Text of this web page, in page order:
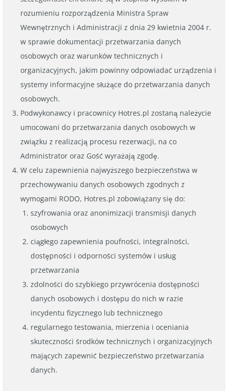
rozumieniu rozporządzenia Ministra Spraw
Wewnętrznych i Administracji z dnia 29 kwietnia 2004 r.
w sprawie dokumentacji przetwarzania danych
osobowych oraz warunków technicznych i
organizacyjnych, jakim powinny odpowiadać urządzenia i
systemy informacyjne służące do przetwarzania danych
osobowych.
Podwykonawcy i pracownicy Hotres.pl zostaną należycie
umocowani do przetwarzania danych osobowych w
związku z realizacją procesu rezerwacji, na co
Administrator oraz Gość wyrażają zgodę.
W celu zapewnienia najwyższego bezpieczeństwa w
przechowywaniu danych osobowych zgodnych z
wymogami RODO, Hotres.pl zobowiązany się do:
szyfrowania oraz anonimizacji transmisji danych
osobowych
ciągłego zapewnienia poufności, integralności,
dostępności i odporności systemów i usług
przetwarzania
zdolności do szybkiego przywrócenia dostępności
danych osobowych i dostępu do nich w razie
incydentu fizycznego lub technicznego
regularnego testowania, mierzenia i oceniania
skuteczności środków technicznych i organizacyjnych
mających zapewnić bezpieczeństwo przetwarzania
danych.